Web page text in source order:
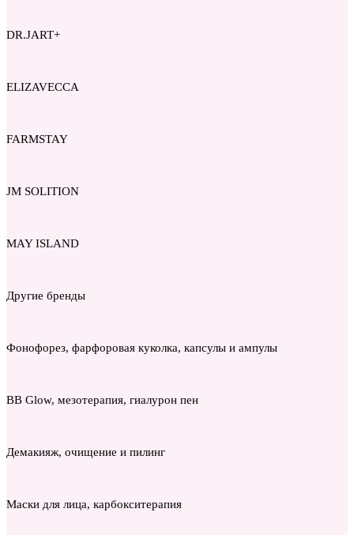
DR.JART+
ELIZAVECCA
FARMSTAY
JM SOLITION
MAY ISLAND
Другие бренды
Фонофорез, фарфоровая куколка, капсулы и ампулы
BB Glow, мезотерапия, гиалурон пен
Демакияж, очищение и пилинг
Маски для лица, карбокситерапия